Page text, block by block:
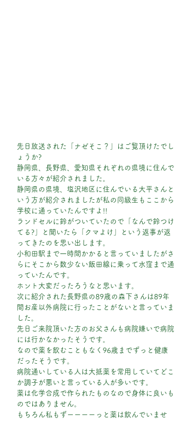
先日放送された「ナゼそこ？」はご覧頂けたでし
ょうか?
静岡県、長野県、愛知県それぞれの県境に住んで
いる方々が紹介されました。
静岡県の県境、塩沢地区に住んでいる大平さんと
いう方が紹介されましたが私の同級生もここから
学校に通っていたんですよ!!
ランドセルに鈴がついていたので「なんで鈴つけ
てる?」と聞いたら「クマよけ」という返事が返
ってきたのを思い出します。
小和田駅まで一時間かかると言っていましたがさ
らにそこから数少ない飯田線に乗って水窪まで通
っていたんです。
ホント大変だったろうなと思います。
次に紹介された長野県の89歳の森下さんは89年
間お産以外病院に行ったことがないと言っていま
した。
先日ご来院頂いた方のお父さんも病院嫌いで病院
には行かなかったそうです。
なので薬を飲むこともなく96歳までずっと健康
だったそうです。
病院通いしている人は大抵薬を常用していてどこ
か調子が悪いと言っている人が多いです。
薬は化学合成で作られたものなので身体に良いも
のではありません。
もちろん私もずーーーーっと薬は飲んでいませ